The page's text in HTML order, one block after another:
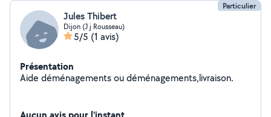
Particulier
Jules Thibert
Dijon (J j Rousseau)
5/5 (1 avis)
Présentation
Aide déménagements ou déménagements,livraison.